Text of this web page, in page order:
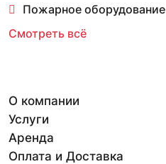
Пожарное оборудование
Смотреть всё
О компании
Услуги
Аренда
Оплата и Доставка